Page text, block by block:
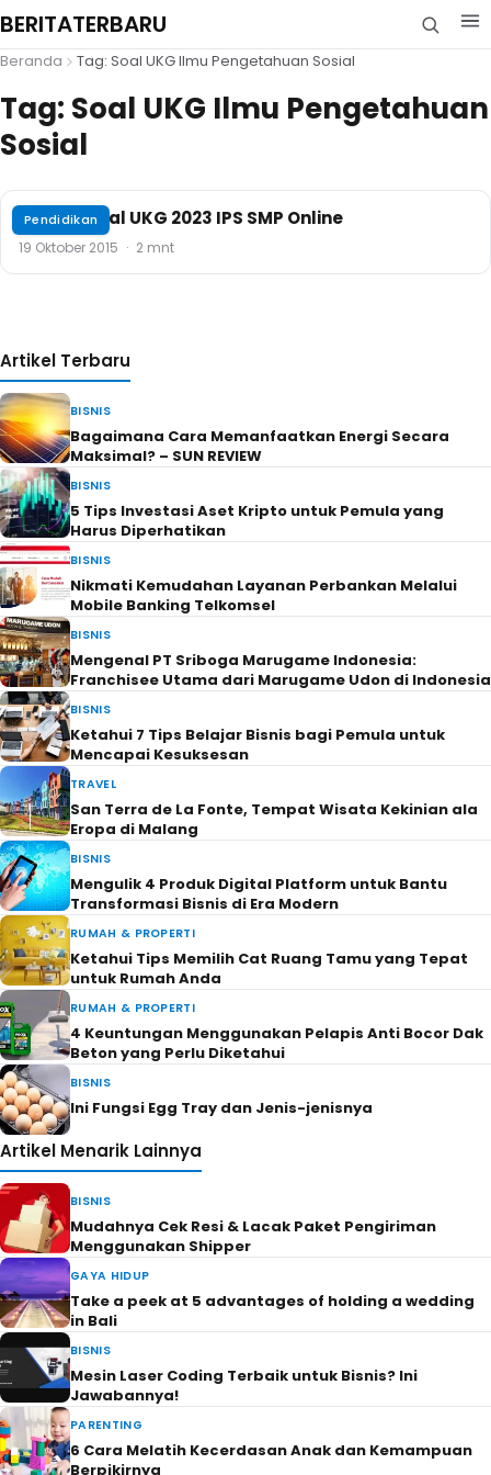
BERITATERBARU
Beranda Tag: Soal UKG Ilmu Pengetahuan Sosial
Tag: Soal UKG Ilmu Pengetahuan
Sosial
Pendidikan
Contoh Soal UKG 2023 IPS SMP Online
19 Oktober 2015 · 2 mnt
Artikel Terbaru
BISNIS
Bagaimana Cara Memanfaatkan Energi Secara
Maksimal? – SUN REVIEW
BISNIS
5 Tips Investasi Aset Kripto untuk Pemula yang
Harus Diperhatikan
BISNIS
Nikmati Kemudahan Layanan Perbankan Melalui
Mobile Banking Telkomsel
BISNIS
Mengenal PT Sriboga Marugame Indonesia:
Franchisee Utama dari Marugame Udon di Indonesia
BISNIS
Ketahui 7 Tips Belajar Bisnis bagi Pemula untuk
Mencapai Kesuksesan
TRAVEL
San Terra de La Fonte, Tempat Wisata Kekinian ala
Eropa di Malang
BISNIS
Mengulik 4 Produk Digital Platform untuk Bantu
Transformasi Bisnis di Era Modern
RUMAH & PROPERTI
Ketahui Tips Memilih Cat Ruang Tamu yang Tepat
untuk Rumah Anda
RUMAH & PROPERTI
4 Keuntungan Menggunakan Pelapis Anti Bocor Dak
Beton yang Perlu Diketahui
BISNIS
Ini Fungsi Egg Tray dan Jenis-jenisnya
Artikel Menarik Lainnya
BISNIS
Mudahnya Cek Resi & Lacak Paket Pengiriman
Menggunakan Shipper
GAYA HIDUP
Take a peek at 5 advantages of holding a wedding
in Bali
BISNIS
Mesin Laser Coding Terbaik untuk Bisnis? Ini
Jawabannya!
PARENTING
6 Cara Melatih Kecerdasan Anak dan Kemampuan
Berpikirnya